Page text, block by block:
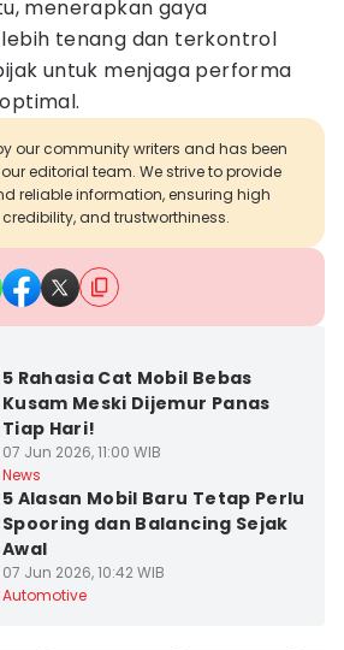
menerapkan gaya
tenang dan terkontrol
untuk menjaga performa
our community writers and has been
editorial team. We strive to provide
reliable information, ensuring high
and trustworthiness.
5 Rahasia Cat Mobil Bebas
Kusam Meski Dijemur Panas
Tiap Hari!
07 Jun 2026, 11:00 WIB
News
5 Alasan Mobil Baru Tetap Perlu
Spooring dan Balancing Sejak
Awal
07 Jun 2026, 10:42 WIB
Automotive